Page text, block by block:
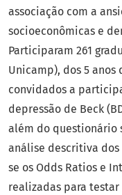
associação com a
socioeconômicas e
Participaram 261
Unicamp), dos 5 anos
convidados a
depressão de Beck
além do questionário
análise descritiva
se os Odds Ratios e
realizadas para testar